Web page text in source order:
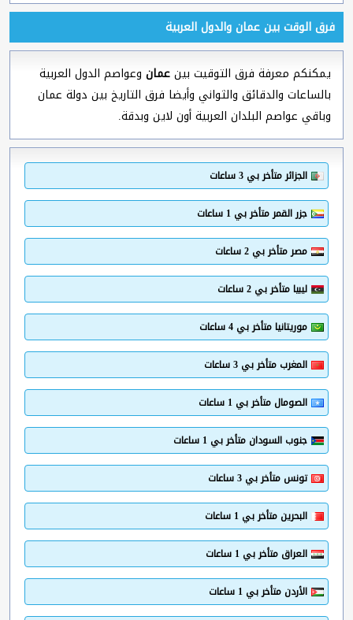
فرق الوقت بين عمان والدول العربية
يمكنكم معرفة فرق التوقيت بينعمان وعواصم الدول العربية
بالساعات والدقائق والثواني وأيضا فرق التاريخ بين دولة عمان
وباقي عواصم البلدان العربية أون لاين وبدقة.
الجزائر متأخر بي 3 ساعات
جزر القمر متأخر بي 1 ساعات
مصر متأخر بي 2 ساعات
ليبيا متأخر بي 2 ساعات
موريتانيا متأخر بي 4 ساعات
المغرب متأخر بي 3 ساعات
الصومال متأخر بي 1 ساعات
جنوب السودان متأخر بي 1 ساعات
تونس متأخر بي 3 ساعات
البحرين متأخر بي 1 ساعات
العراق متأخر بي 1 ساعات
الأردن متأخر بي 1 ساعات